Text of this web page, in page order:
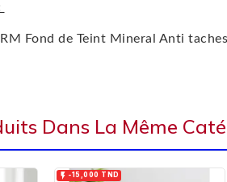
Fond de Teint Mineral Anti
Dans La Même
 -15,000 TND